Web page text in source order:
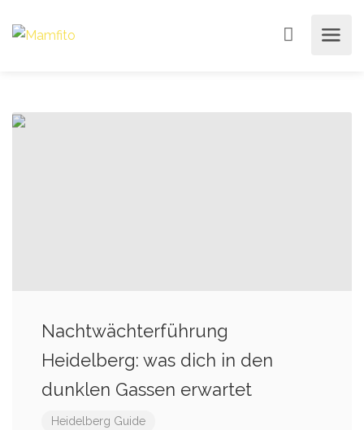
Nachtwächterführung
Heidelberg: was dich in den
dunklen Gassen erwartet
Heidelberg Guide